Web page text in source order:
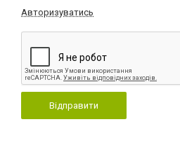
Авторизуватись
Відправити